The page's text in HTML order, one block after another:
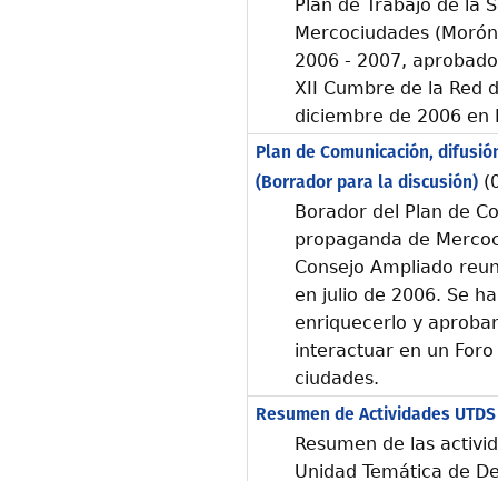
Plan de Trabajo de la
Mercociudades
2006 - 2007,
XII Cumbre de la Red
diciembre de 2006 en
Plan de Comunicación,
(Borrador para la discusión)
Borador del Plan de
propaganda de
Consejo Ampliado
en julio de 2006. Se
enriquecerlo y
interactuar en un
ciudades.
Resumen de Actividades
Resumen de las
Unidad Temática de